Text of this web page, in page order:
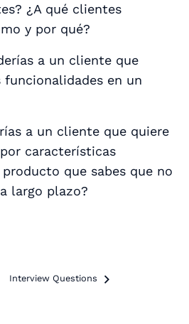
¿A qué clientes
y por qué?
a un cliente que
en un
a un cliente que quiere
características
que sabes que no
largo plazo?
Interview Questions 